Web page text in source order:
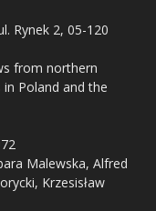
Rynek 2, 05-120
from northern
Poland and the
Malewska, Alfred
Krzesisław